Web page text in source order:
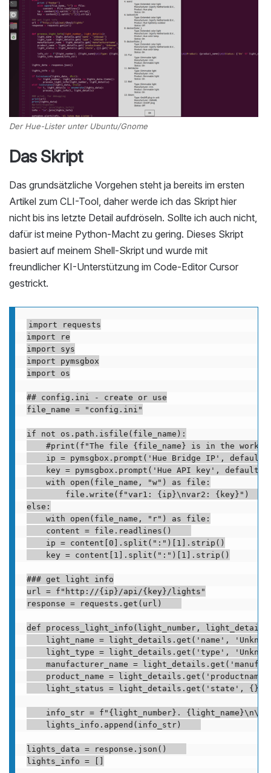
Der Hue-Lister unter Ubuntu/Gnome
Das Skript
Das grundsätzliche Vorgehen steht ja bereits im ersten
Artikel zum CLI-Tool, daher werde ich das Skript hier
nicht bis ins letzte Detail aufdröseln. Sollte ich auch nicht,
dafür ist meine Python-Macht zu gering. Dieses Skript
basiert auf meinem Shell-Skript und wurde mit
freundlicher KI-Unterstützung im Code-Editor Cursor
gestrickt.
import requests
import re
import sys
import pymsgbox
import os
## config.ini - create or use
file_name = "config.ini"
if not os.path.isfile(file_name):
#print(f"The file {file_name} is in the
ip = pymsgbox.prompt('Hue Bridge IP',
key = pymsgbox.prompt('Hue API key',
    with open(file_name, "w") as file:
        file.write(f"var1: {ip}\nvar2: {key}")
else:
    with open(file_name, "r") as file:
    content = file.readlines()
    ip = content[0].split(":")[1].strip()
    key = content[1].split(":")[1].strip()
### get light info
url = f"http://{ip}/api/{key}/lights"
response = requests.get(url)
def process_light_info(light_number,
light_name = light_details.get('name',
light_type = light_details.get('type',
manufacturer_name =
product_name =
light_status = light_details.get('state',
info_str = f"{light_number}.
    lights_info.append(info_str)
lights_data = response.json()
lights_info = []